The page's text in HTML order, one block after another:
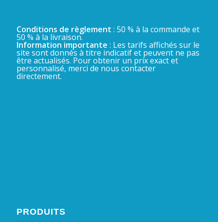
Conditions de règlement : 50 % à la commande et
50 % à la livraison.
Information importante : Les tarifs affichés sur le
site sont donnés à titre indicatif et peuvent ne pas
être actualisés. Pour obtenir un prix exact et
personnalisé, merci de nous contacter
directement.
PRODUITS